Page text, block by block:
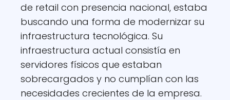
de retail con presencia nacional, estaba
buscando una forma de modernizar su
infraestructura tecnológica. Su
infraestructura actual consistía en
servidores físicos que estaban
sobrecargados y no cumplían con las
necesidades crecientes de la empresa.